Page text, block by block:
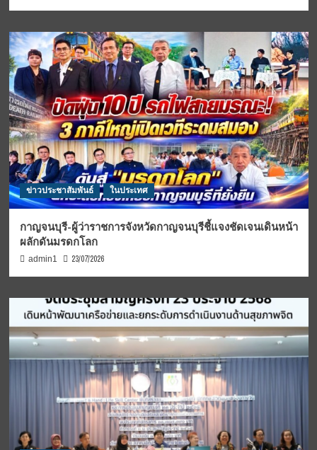
ข่าวประชาสัมพันธ์ ในประเทศ
กาญจนบุรี-ผู้ว่าราชการจังหวัดกาญจนบุรีชี้แจงชัดเจนเดินหน้า
ผลักดันมรดกโลก
admin1 23/07/2026